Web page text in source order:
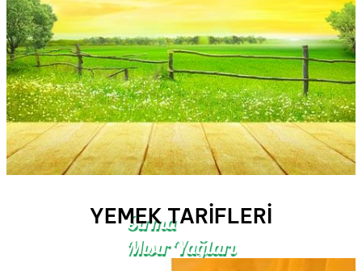
Sırma
Mısır Yağları
YEMEK TARIFLERI